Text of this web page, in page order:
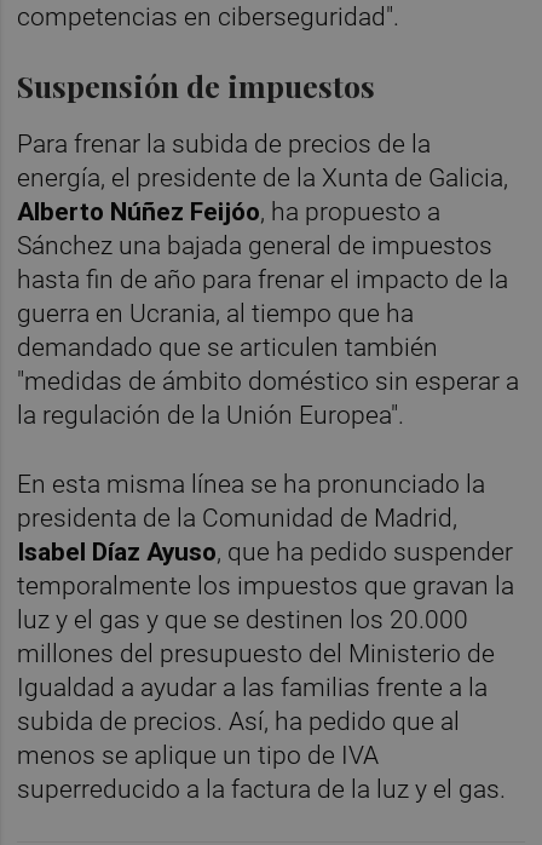
competencias en ciberseguridad".
Suspensión de impuestos
Para frenar la subida de precios de la
energía, el presidente de la Xunta de Galicia,
Alberto Núñez Feijóo, ha propuesto a
Sánchez una bajada general de impuestos
hasta fin de año para frenar el impacto de la
guerra en Ucrania, al tiempo que ha
demandado que se articulen también
"medidas de ámbito doméstico sin esperar a
la regulación de la Unión Europea".
En esta misma línea se ha pronunciado la
presidenta de la Comunidad de Madrid,
Isabel Díaz Ayuso, que ha pedido suspender
temporalmente los impuestos que gravan la
luz y el gas y que se destinen los 20.000
millones del presupuesto del Ministerio de
Igualdad a ayudar a las familias frente a la
subida de precios. Así, ha pedido que al
menos se aplique un tipo de IVA
superreducido a la factura de la luz y el gas.